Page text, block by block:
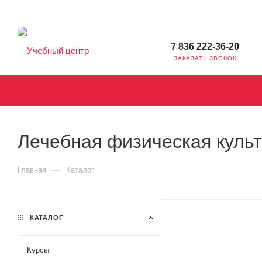
7 836 222-36-20
ЗАКАЗАТЬ ЗВОНОК
Лечебная физическая
Главная — Каталог
КАТАЛОГ
Курсы